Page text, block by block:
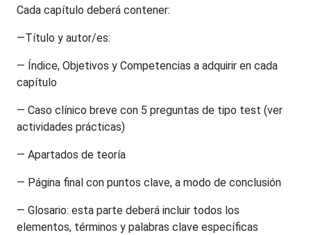
Cada capítulo deberá contener:
—Título y autor/es:
— Índice, Objetivos y Competencias a adquirir en cada
capítulo
— Caso clínico breve con 5 preguntas de tipo test (ver
actividades prácticas)
— Apartados de teoría
— Página final con puntos clave, a modo de conclusión
— Glosario: esta parte deberá incluir todos los
elementos, términos y palabras clave específicas